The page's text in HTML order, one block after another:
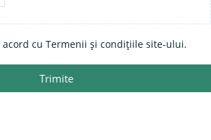
cu Termenii și condițiile site-ului.
Trimite